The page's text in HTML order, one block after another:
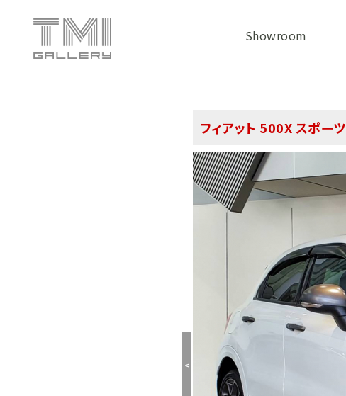
Showroom
フィアット 500X スポーツ
<